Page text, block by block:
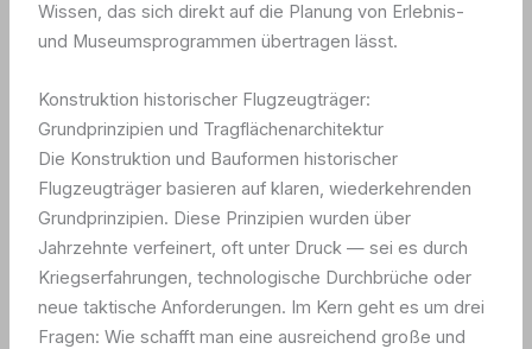
Wissen, das sich direkt auf die Planung von Erlebnis-
und Museumsprogrammen übertragen lässt.
Konstruktion historischer Flugzeugträger:
Grundprinzipien und Tragflächenarchitektur
Die Konstruktion und Bauformen historischer
Flugzeugträger basieren auf klaren, wiederkehrenden
Grundprinzipien. Diese Prinzipien wurden über
Jahrzehnte verfeinert, oft unter Druck — sei es durch
Kriegserfahrungen, technologische Durchbrüche oder
neue taktische Anforderungen. Im Kern geht es um drei
Fragen: Wie schafft man eine ausreichend große und